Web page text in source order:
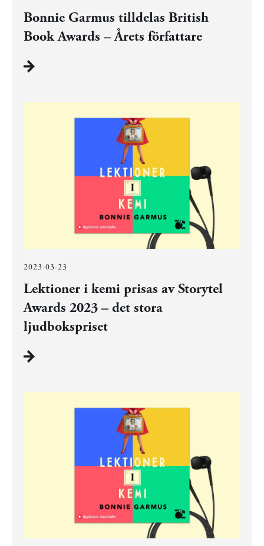
Bonnie Garmus tilldelas British
Book Awards – Årets författare
2023-03-23
Lektioner i kemi prisas av Storytel
Awards 2023 – det stora
ljudbokspriset